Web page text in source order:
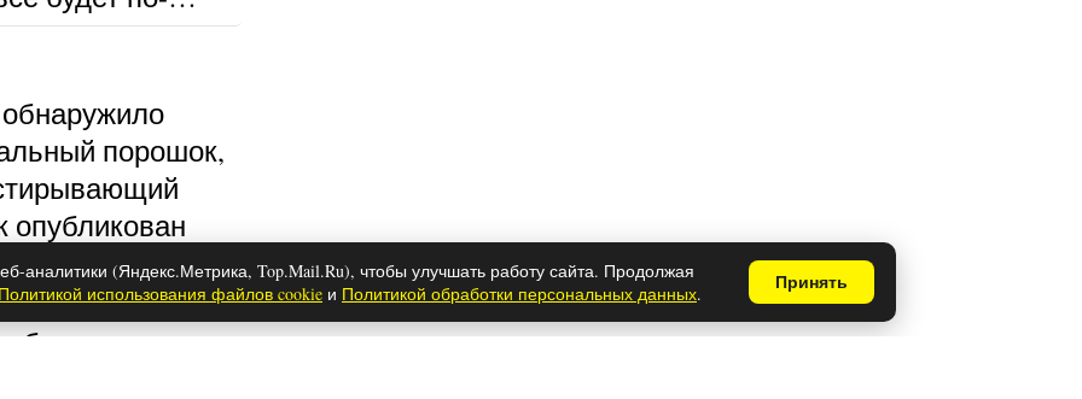
порошок,
опубликован
муж
аналитики (Яндекс.Метрика, Top.Mail.Ru), чтобы улучшать работу сайта. Продолжая
Политикой использования файлов cookie и Политикой обработки персональных данных. Принять